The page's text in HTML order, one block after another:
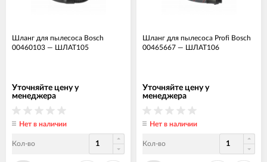
Шланг для пылесоса Bosch
00460103 — ШЛАТ105
Уточняйте цену у
менеджера
Нет в наличии
Кол-во
Шланг для пылесоса Profi Bosch
00465667 — ШЛАТ106
Уточняйте цену у
менеджера
Нет в наличии
Кол-во